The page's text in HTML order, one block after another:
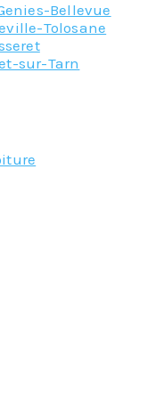
Bellevue
Tolosane
sur-Tarn